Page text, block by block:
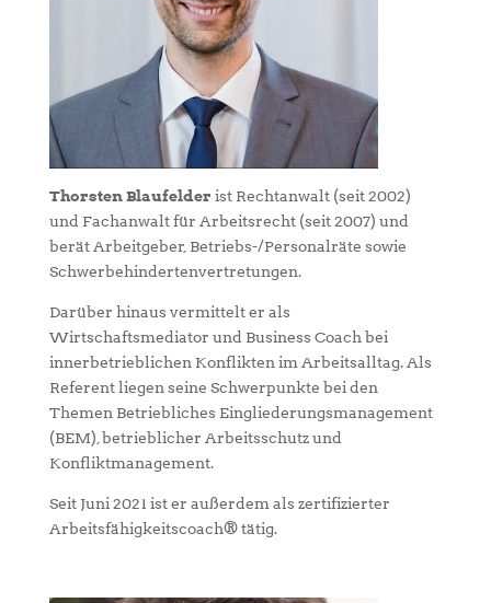
Thorsten Blaufelder ist Rechtanwalt (seit 2002)
und Fachanwalt für Arbeitsrecht (seit 2007) und
berät Arbeitgeber, Betriebs-/Personalräte sowie
Schwerbehindertenvertretungen.
Darüber hinaus vermittelt er als
Wirtschaftsmediator und Business Coach bei
innerbetrieblichen Konflikten im Arbeitsalltag. Als
Referent liegen seine Schwerpunkte bei den
Themen Betriebliches Eingliederungsmanagement
(BEM), betrieblicher Arbeitsschutz und
Konfliktmanagement.
Seit Juni 2021 ist er außerdem als zertifizierter
Arbeitsfähigkeitscoach® tätig.